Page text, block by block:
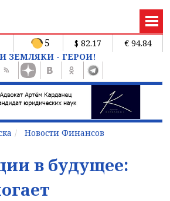
5 $ 82.17
€ 94.84
ЗЕМЛЯКИ - ГЕРОИ!
Новости Финансов
в будущее: